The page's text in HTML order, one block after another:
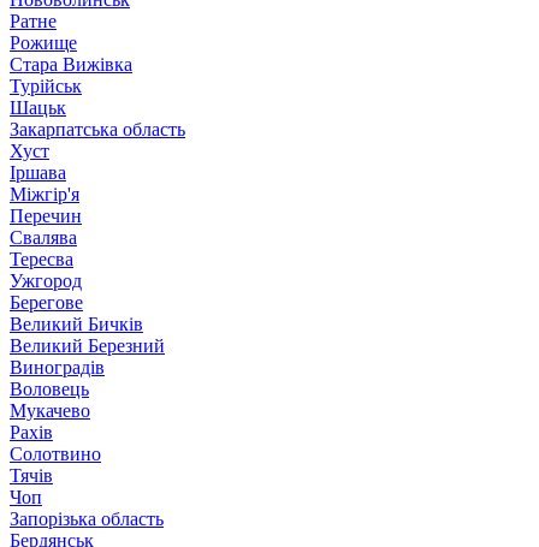
Ратне
Рожище
Стара Вижівка
Турійськ
Шацьк
Закарпатська область
Хуст
Іршава
Міжгір'я
Перечин
Свалява
Тересва
Ужгород
Берегове
Великий Бичків
Великий Березний
Виноградів
Воловець
Мукачево
Рахів
Солотвино
Тячів
Чоп
Запорізька область
Бердянськ